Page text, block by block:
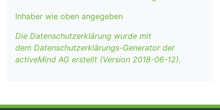
Inhaber wie oben angegeben
Die Datenschutzerklärung wurde mit
dem Datenschutzerklärungs-Generator der
activeMind AG erstellt (Version 2018-06-12).